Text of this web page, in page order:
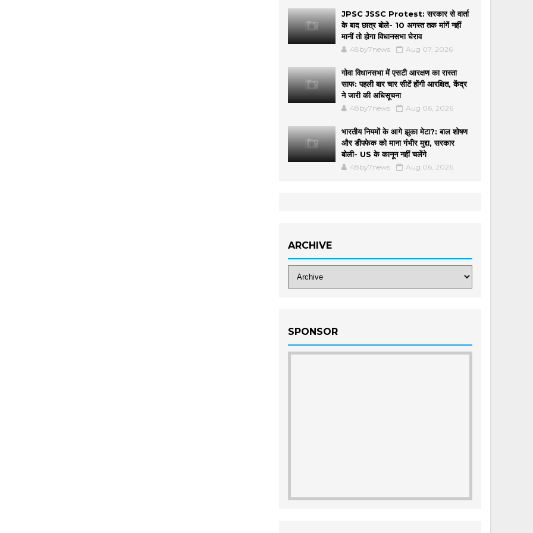
JPSC JSSC Protest: सरकार से वार्ता
के बाद छात्र बोले- 10 अगस्त तक मांगें नहीं
मानीं तो होगा विधानसभा घेराव
48by7news Aug 07, 2026
गोवा विधानसभा में एसटी आरक्षण का रास्ता
साफ: पहली बार चार सीटें होंगी आरक्षित, केंद्र
ने जारी की अधिसूचना
48by7news Aug 06, 2026
भारतीय नियमों के आगे झुका मेटा?: बाल शोषण
और डीपफेक को माना गंभीर मुद्दा, सरकार
बोली- US के कानून नहीं चलेंगे
48by7news Aug 06, 2026
ARCHIVE
SPONSOR